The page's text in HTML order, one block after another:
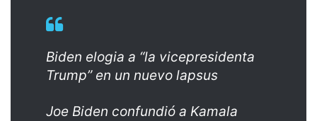
Biden elogia a “la vicepresidenta
Trump” en un nuevo lapsus
Joe Biden confundió a Kamala